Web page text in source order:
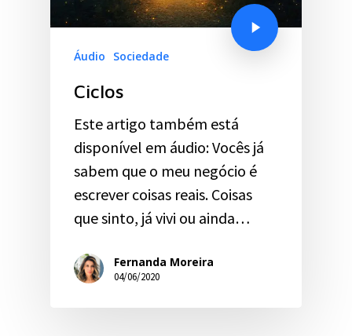
Áudio Sociedade
Ciclos
Este artigo também está
disponível em áudio: Vocês já
sabem que o meu negócio é
escrever coisas reais. Coisas
que sinto, já vivi ou ainda…
Fernanda Moreira
04/06/2020